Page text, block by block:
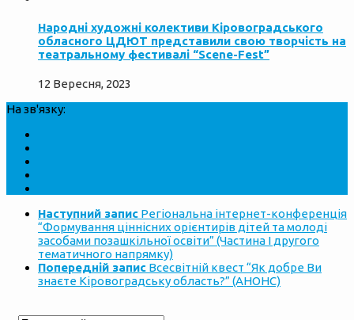
Народні художні колективи Кіровоградського
обласного ЦДЮТ представили свою творчість на
театральному фестивалі “Scene-Fest”
12 Вересня, 2023
На зв'язку:
Наступний запис Регіональна інтернет-конференція
“Формування ціннісних орієнтирів дітей та молоді
засобами позашкільної освіти” (Частина І другого
тематичного напрямку)
Попередній запис Всесвітній квест “Як добре Ви
знаєте Кіровоградську область?” (АНОНС)